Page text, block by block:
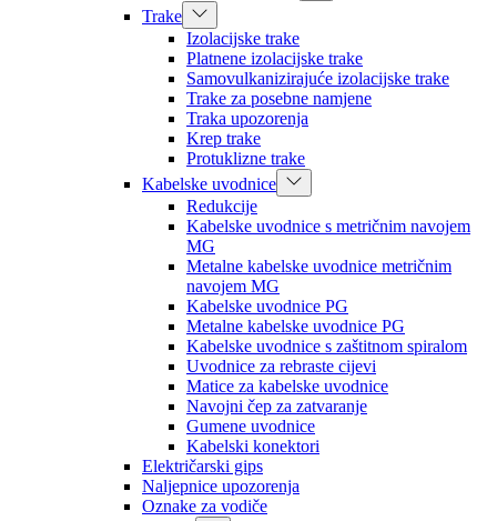
Trake
Izolacijske trake
Platnene izolacijske trake
Samovulkanizirajuće izolacijske trake
Trake za posebne namjene
Traka upozorenja
Krep trake
Protuklizne trake
Kabelske uvodnice
Redukcije
Kabelske uvodnice s metričnim navojem
MG
Metalne kabelske uvodnice metričnim
navojem MG
Kabelske uvodnice PG
Metalne kabelske uvodnice PG
Kabelske uvodnice s zaštitnom spiralom
Uvodnice za rebraste cijevi
Matice za kabelske uvodnice
Navojni čep za zatvaranje
Gumene uvodnice
Kabelski konektori
Električarski gips
Naljepnice upozorenja
Oznake za vodiče